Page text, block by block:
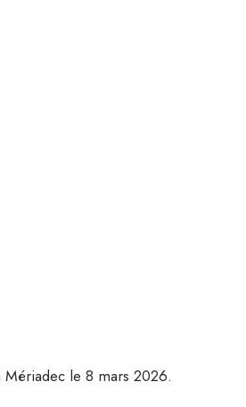
Mériadec le 8 mars 2026.